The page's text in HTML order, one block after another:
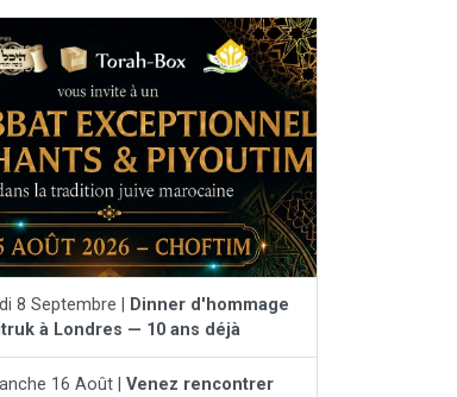
8 Septembre |
Dinner d'hommage
à Londres — 10 ans déjà
16 Août | Venez rencontrer